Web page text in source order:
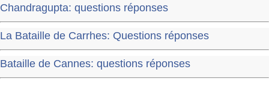
Chandragupta: questions réponses
La Bataille de Carrhes: Questions réponses
Bataille de Cannes: questions réponses